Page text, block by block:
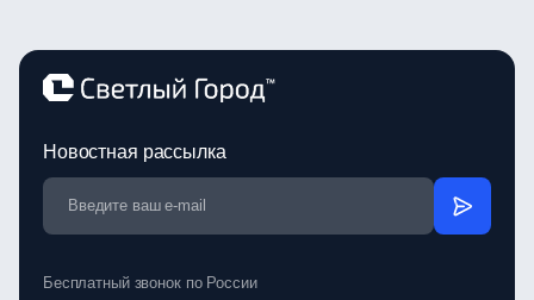
Новостная рассылка
Бесплатный звонок по России